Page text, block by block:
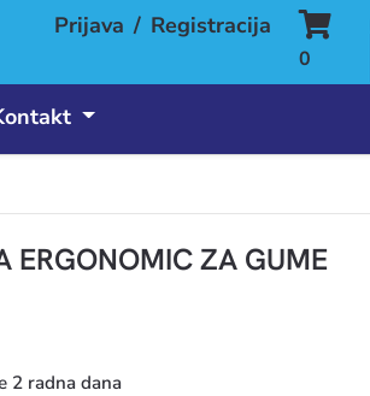
Prijava / Registracija
0
ERGONOMIC ZA GUME
2 radna dana